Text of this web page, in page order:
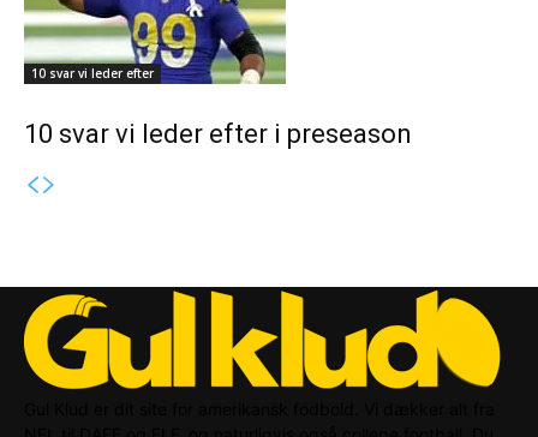
10 svar vi leder efter
10 svar vi leder efter i preseason